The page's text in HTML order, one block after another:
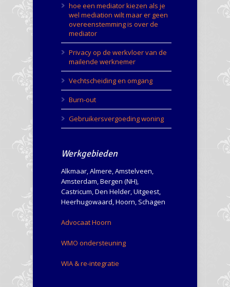
hoe een mediator kiezen als je
wel mediation wilt maar er geen
overeenstemming is over de
mediator
Privacy op de werkvloer van de
mailende werknemer
Vechtscheiding en omgang
Burn-out
Gebruikersvergoeding woning
Werkgebieden
Alkmaar, Almere, Amstelveen,
Amsterdam, Bergen (NH),
Castricum, Den Helder, Uitgeest,
Heerhugowaard, Hoorn, Schagen
Advocaat Hoorn
WMO ondersteuning
WIA & re-integratie